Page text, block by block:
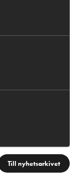
Till nyhetsarkivet